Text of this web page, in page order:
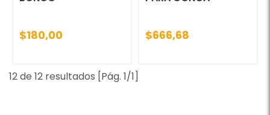
$180,00 $666,68
12 de 12 resultados [Pág. 1/1]